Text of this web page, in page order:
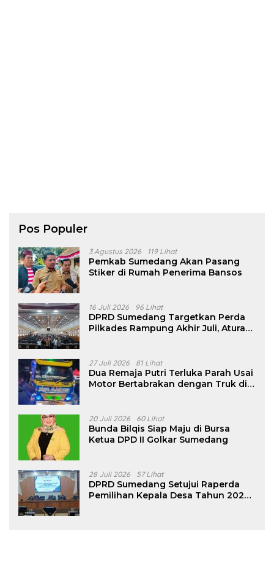
Pos Populer
3 Agustus 2026 119 Lihat
Pemkab Sumedang Akan Pasang
Stiker di Rumah Penerima Bansos
16 Juli 2026 96 Lihat
DPRD Sumedang Targetkan Perda
Pilkades Rampung Akhir Juli, Aturan
27 Juli 2026 81 Lihat
Dua Remaja Putri Terluka Parah Usai
Motor Bertabrakan dengan Truk di
20 Juli 2026 60 Lihat
Bunda Bilqis Siap Maju di Bursa
Ketua DPD II Golkar Sumedang
28 Juli 2026 57 Lihat
DPRD Sumedang Setujui Raperda
Pemilihan Kepala Desa Tahun 2026